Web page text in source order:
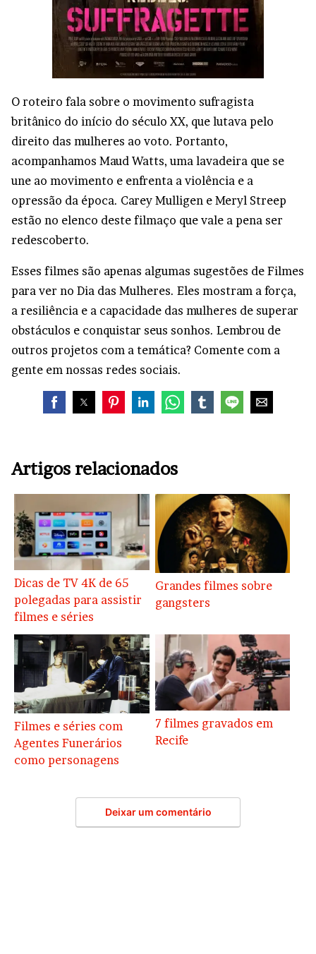
O roteiro fala sobre o movimento sufragista
britânico do início do século XX, que lutava pelo
direito das mulheres ao voto. Portanto,
acompanhamos Maud Watts, uma lavadeira que se
une ao movimento e enfrenta a violência e a
opressão da época. Carey Mulligen e Meryl Streep
estão no elenco deste filmaço que vale a pena ser
redescoberto.
Esses filmes são apenas algumas sugestões de Filmes
para ver no Dia das Mulheres. Eles mostram a força,
a resiliência e a capacidade das mulheres de superar
obstáculos e conquistar seus sonhos. Lembrou de
outros projetos com a temática? Comente com a
gente em nossas redes sociais.
Artigos relacionados
Dicas de TV 4K de 65
polegadas para assistir
filmes e séries
Grandes filmes sobre
gangsters
Filmes e séries com
Agentes Funerários
como personagens
7 filmes gravados em
Recife
Deixar um comentário